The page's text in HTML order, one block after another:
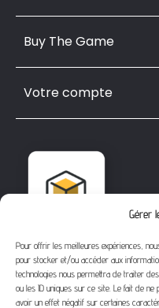
Gérer
Pour offrir les meilleures expériences,
pour stocker et/ou accéder aux
technologies nous permettra de traiter
ou les ID uniques sur ce site. Le fait de
avoir un effet négatif sur certaines
Buy The Game
Votre compte